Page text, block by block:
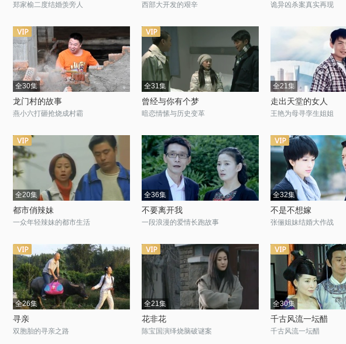
郑家榆二度结婚羡旁人 西部大开发的艰辛 诡异凶杀案真实再现
全30集
龙门村的故事
燕小六打砸抢烧成村霸
全31集
曾经与你有个梦
暗恋情愫与历史变革
全21集
走出天堂的女人
王艳为母寻孪生姐姐
全20集
都市俏辣妹
一众年轻辣妹的都市生活
全36集
不要离开我
一段浪漫的爱情长跑故事
全32集
不是不想嫁
张俪姐妹结婚大作战
全26集
寻亲
双胞胎的寻亲之路
全21集
花非花
陈宝国演绎烧脑破谜案
全30集
千古风流一坛醋
千古风流一坛醋